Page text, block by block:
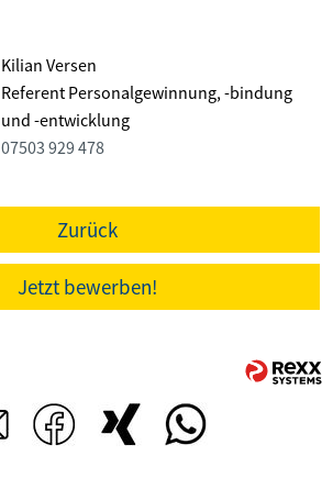
Kilian Versen
Referent Personalgewinnung, -bindung
und -entwicklung
07503 929 478
Zurück
Jetzt bewerben!